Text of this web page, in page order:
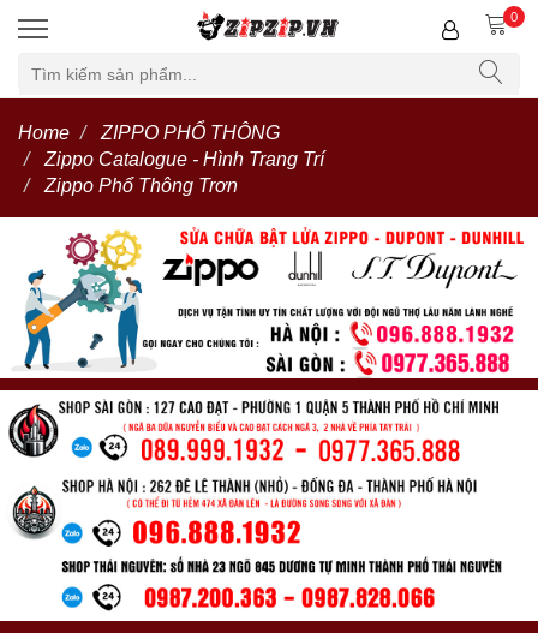
0
Home
ZIPPO PHỔ THÔNG
Zippo Catalogue - Hình Trang Trí
Zippo Phổ Thông Trơn